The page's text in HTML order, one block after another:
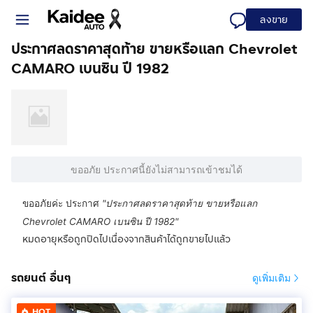
ลงขาย
ประกาศลดราคาสุดท้าย ขายหรือแลก Chevrolet
CAMARO เบนซิน ปี 1982
ขออภัย ประกาศนี้ยังไม่สามารถเข้าชมได้
ขออภัยค่ะ ประกาศ "ประกาศลดราคาสุดท้าย ขายหรือแลก
Chevrolet CAMARO เบนซิน ปี 1982"
หมดอายุหรือถูกปิดไปเนื่องจากสินค้าได้ถูกขายไปแล้ว
รถยนต์ อื่นๆ ดูเพิ่มเติม